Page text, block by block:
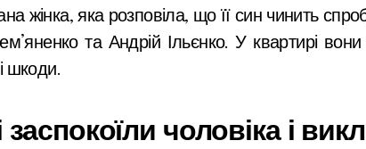
жінка, яка розповіла, що її син чинить
та Андрій Ільєнко. У квартирі
шкоди.
заспокоїли чоловіка і